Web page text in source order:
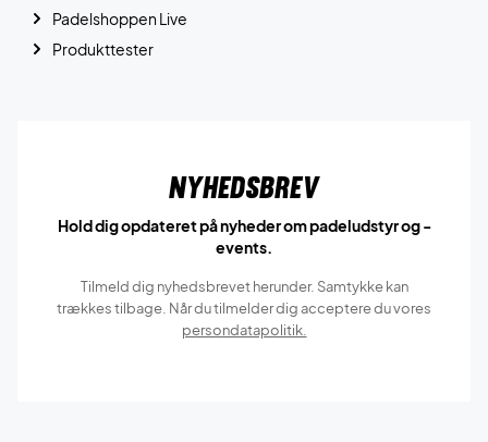
Padelshoppen Live
Produkttester
Nyhedsbrev
Hold dig opdateret på nyheder om padeludstyr og -
events.
Tilmeld dig nyhedsbrevet herunder. Samtykke kan
trækkes tilbage. Når du tilmelder dig acceptere du vores
persondatapolitik.